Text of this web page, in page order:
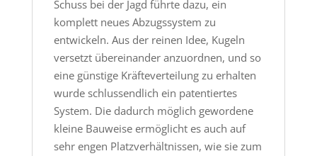
Schuss bei der Jagd führte dazu, ein
komplett neues Abzugssystem zu
entwickeln. Aus der reinen Idee, Kugeln
versetzt übereinander anzuordnen, und so
eine günstige Kräfteverteilung zu erhalten
wurde schlussendlich ein patentiertes
System. Die dadurch möglich gewordene
kleine Bauweise ermöglicht es auch auf
sehr engen Platzverhältnissen, wie sie zum